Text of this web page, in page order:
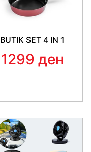
BUTIK SET 4 IN 1
1299 ден